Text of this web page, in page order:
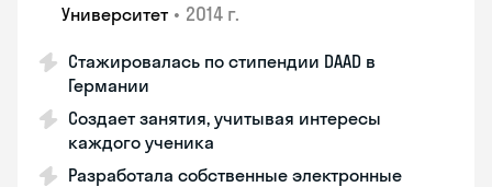
Университет • 2014 г.
Стажировалась по стипендии DAAD в
Германии
Создает занятия, учитывая интересы
каждого ученика
Разработала собственные электронные